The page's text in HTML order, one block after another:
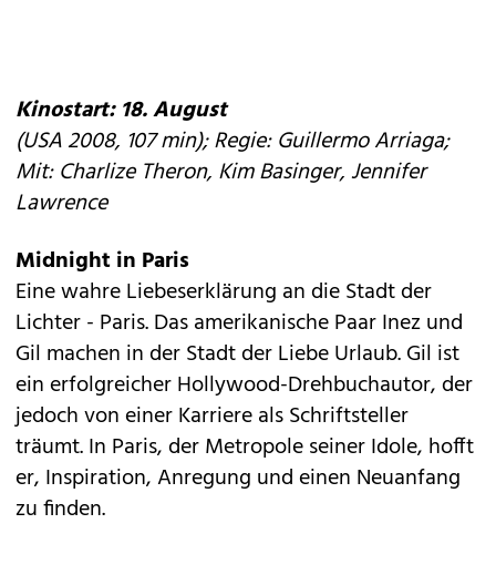
Kinostart: 18. August
(USA 2008, 107 min); Regie: Guillermo Arriaga;
Mit: Charlize Theron, Kim Basinger, Jennifer
Lawrence
Midnight in Paris
Eine wahre Liebeserklärung an die Stadt der
Lichter - Paris. Das amerikanische Paar Inez und
Gil machen in der Stadt der Liebe Urlaub. Gil ist
ein erfolgreicher Hollywood-Drehbuchautor, der
jedoch von einer Karriere als Schriftsteller
träumt. In Paris, der Metropole seiner Idole, hofft
er, Inspiration, Anregung und einen Neuanfang
zu finden.